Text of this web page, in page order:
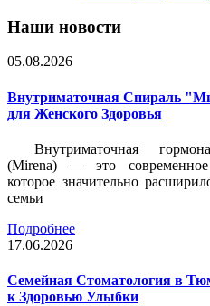
Наши новости
05.08.2026
Внутриматочная Спираль
для Женского Здоровья
Внутриматочная
(Mirena) — это современное
которое значительно
семьи
Подробнее
17.06.2026
Семейная Стоматология в
к Здоровью Улыбки